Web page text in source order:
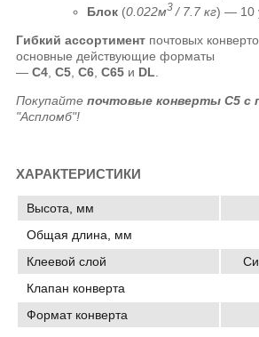
Блок (0.022м3 / 7.7 кг) — 10
Гибкий ассортимент почтовых
основные действующие форматы
—C4 ,C5 ,C6 ,C65 и DL
ПокупайтепочтовыеконвертыC5 с
"Аспломб"!
ХАРАКТЕРИСТИКИ
Высота, мм
Общая длина, мм
Клеевой слой
Клапан конверта
Формат конверта